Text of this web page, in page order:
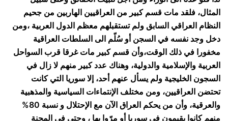
المثال، فلقد مات قسم كبير من العراقيين الهاربين من جحيم
النظام العراقي السابق ولم تستقبلهم معظم الدول العربية ،ومن
دخل وجد نفسه في السجن أو سُلّم الى السلطات العراقية
مخفورا في ذلك الوقت،وأن قسم كبير مات غرقا قرب السواحل
العربية والإسلامية والدولية، وهناك عدد كبير منهم لا زال في
السجون الخليجية ولم يسأل عنهم أحد، إلا سوريا التي كانت
تحتضن العراقيين، ومن مختلف الإنتماءات السياسية والمذهبية
والعرقية، وأن من يحكم العراق الآن مع الإحتلال و نسبة 80%
منهم كانوا يقيمون في سوريا أو مرّوا بها ، وحتى في المحنة